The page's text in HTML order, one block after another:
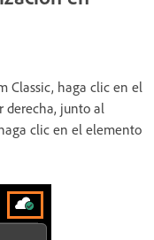
Classic, haga clic en el
derecha, junto al
clic en el elemento